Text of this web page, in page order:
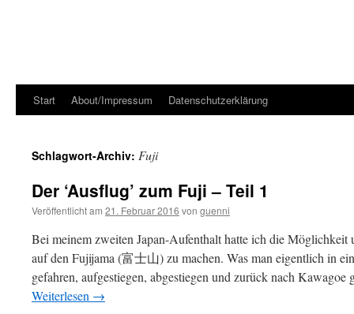
Start About/Impressum Datenschutzerklärung
Schlagwort-Archiv: Fuji
Der ‘Ausflug’ zum Fuji – Teil 1
Veröffentlicht am 21. Februar 2016 von guenni
Bei meinem zweiten Japan-Aufenthalt hatte ich die Möglichkeit
auf den Fujijama (富士山) zu machen. Was man eigentlich in
gefahren, aufgestiegen, abgestiegen und zurück nach
Weiterlesen →